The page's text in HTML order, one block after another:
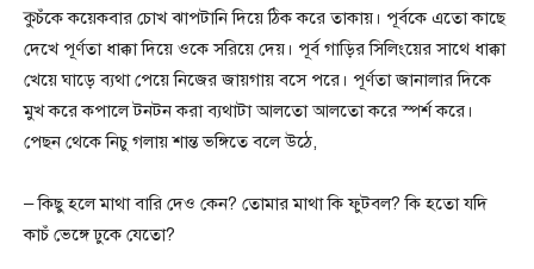
কুচঁকে কয়েকবার চোখ ঝাপটানি দিয়ে ঠিক করে তাকায়। পূর্বকে এতো কাছে
দেখে পূর্ণতা ধাক্কা দিয়ে ওকে সরিয়ে দেয়। পূর্ব গাড়ির সিলিংয়ের সাথে ধাক্কা
খেয়ে ঘাড়ে ব্যথা পেয়ে নিজের জায়গায় বসে পরে। পূর্ণতা জানালার দিকে
মুখ করে কপালে টনটন করা ব্যথাটা আলতো আলতো করে স্পর্শ করে।
পেছন থেকে নিচু গলায় শান্ত ভঙ্গিতে বলে উঠে,
– কিছু হলে মাথা বারি দেও কেন? তোমার মাথা কি ফুটবল? কি হতো যদি
কাচঁ ভেঙ্গে ঢুকে যেতো?